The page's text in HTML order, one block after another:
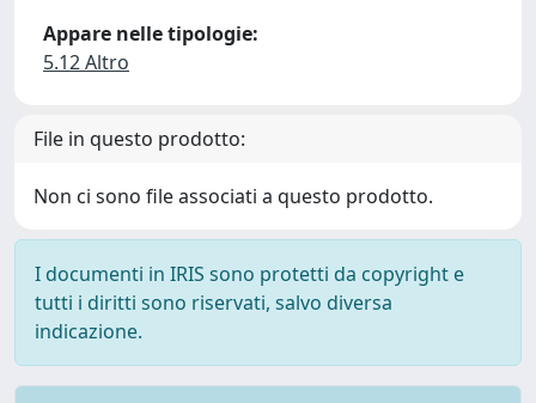
Appare nelle tipologie:
5.12 Altro
File in questo prodotto:
Non ci sono file associati a questo prodotto.
I documenti in IRIS sono protetti da copyright e
tutti i diritti sono riservati, salvo diversa
indicazione.